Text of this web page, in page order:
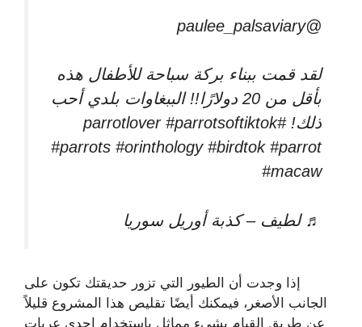
@paulee_palsaviary
لقد قمت ببناء بركة سباحة للأطفال هذه
بأقل من 20 دولارًا!! الببغاوات بلدي أحب
ذلك! #parrotlover #parrotsoftiktok
#parrots #orinthology #birdtok #parrot
#macaw
♬ لطيف – كذبة أوريل سوريا
إذا وجدت أن الطيور التي تزور حديقتك تكون على
الجانب الأصغر، فيمكنك أيضًا تقليص هذا المشروع قليلاً
عن طريق القيام بشيء مماثل باستخدام إحدى عربات